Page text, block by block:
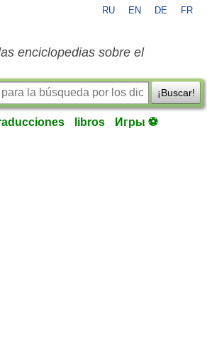
RU EN DE FR
enciclopedias sobre el
¡Buscar!
libros Игры ⚽